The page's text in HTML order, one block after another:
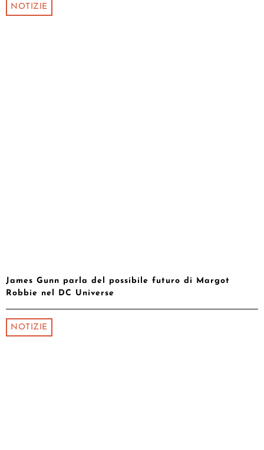
NOTIZIE
James Gunn parla del possibile futuro di Margot
Robbie nel DC Universe
NOTIZIE